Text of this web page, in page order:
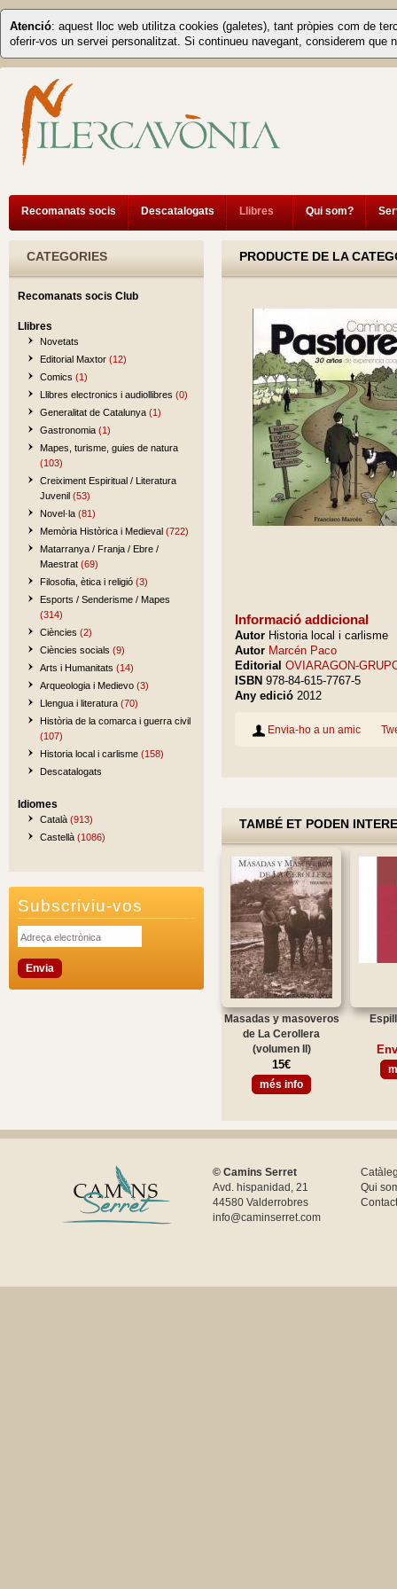
Atenció: aquest lloc web utilitza cookies (galetes), tant pròpies com de
oferir-vos un servei personalitzat. Si continueu navegant, considerem que
Recomanats socis Descatalogats Llibres Qui som?
CATEGORIES
Recomanats socis Club
Llibres
Novetats
Editorial Maxtor (12)
Comics (1)
Llibres electronics i audiollibres (0)
Generalitat de Catalunya (1)
Gastronomia (1)
Mapes, turisme, guies de natura
(103)
Creiximent Espiritual / Literatura
Juvenil (53)
Novel·la (81)
Memòria Històrica i Medieval (722)
Matarranya / Franja / Ebre /
Maestrat (69)
Filosofia, ètica i religió (3)
Esports / Senderisme / Mapes
(314)
Ciències (2)
Ciències socials (9)
Arts i Humanitats (14)
Arqueologia i Medievo (3)
Llengua i literatura (70)
Història de la comarca i guerra civil
(107)
Historia local i carlisme (158)
Descatalogats
Idiomes
Català (913)
Castellà (1086)
Subscriviu-vos
PRODUCTE DE LA
Informació addicional
Autor Historia local i carlisme
Autor Marcén Paco
Editorial OVIARAGON-
ISBN 978-84-615-7767-5
Any edició 2012
Envia-ho a un amic
TAMBÉ ET PODEN
Masadas y masoveros
de La Cerollera
(volumen II)
15€
més info
© Camins Serret
Avd. hispanidad, 21
44580 Valderrobres
info@caminserret.com
Qui